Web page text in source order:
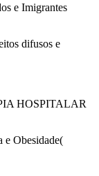
e Imigrantes
difusos e
HOSPITALAR
e Obesidade(